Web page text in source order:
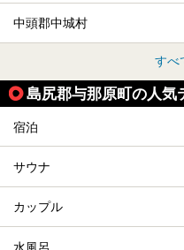
中頭郡中城村
すべ
島尻郡与那原町の人気
宿泊
サウナ
カップル